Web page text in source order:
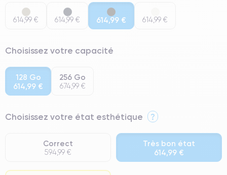
614,99 € 614,99 € 614,99 € 614,99 €
Choisissez votre capacité
128 Go
614,99 €
256 Go
674,99 €
Choisissez votre état esthétique ?
Correct
594,99 €
Très bon état
614,99 €